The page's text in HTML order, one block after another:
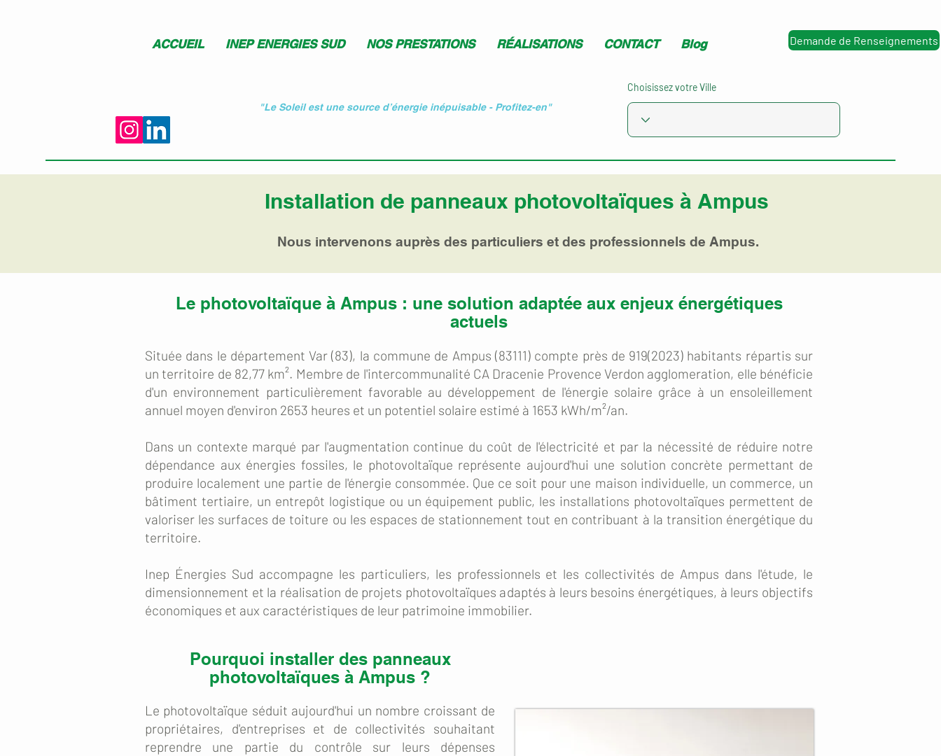
ACCUEIL INEP ENERGIES SUD NOS PRESTATIONS RÉALISATIONS CONTACT Blog Demande de Renseignements
"Le Soleil est une source d’énergie inépuisable - Profitez-en"
Choisissez votre Ville
Installation de panneaux photovoltaïques à Ampus
Nous intervenons auprès des particuliers et des professionnels de Ampus.
Le photovoltaïque à Ampus : une solution adaptée aux enjeux énergétiques
actuels
Située dans le département Var (83), la commune de Ampus (83111) compte près de 919(2023) habitants répartis sur
un territoire de 82,77 km². Membre de l'intercommunalité CA Dracenie Provence Verdon agglomeration, elle bénéficie
d'un environnement particulièrement favorable au développement de l'énergie solaire grâce à un ensoleillement
annuel moyen d'environ 2653 heures et un potentiel solaire estimé à 1653 kWh/m²/an.
Dans un contexte marqué par l'augmentation continue du coût de l'électricité et par la nécessité de réduire notre
dépendance aux énergies fossiles, le photovoltaïque représente aujourd'hui une solution concrète permettant de
produire localement une partie de l'énergie consommée. Que ce soit pour une maison individuelle, un commerce, un
bâtiment tertiaire, un entrepôt logistique ou un équipement public, les installations photovoltaïques permettent de
valoriser les surfaces de toiture ou les espaces de stationnement tout en contribuant à la transition énergétique du
territoire.
Inep Énergies Sud accompagne les particuliers, les professionnels et les collectivités de Ampus dans l'étude, le
dimensionnement et la réalisation de projets photovoltaïques adaptés à leurs besoins énergétiques, à leurs objectifs
économiques et aux caractéristiques de leur patrimoine immobilier.
Pourquoi installer des panneaux
photovoltaïques à Ampus ?
Le photovoltaïque séduit aujourd'hui un nombre croissant de
propriétaires, d'entreprises et de collectivités souhaitant
reprendre une partie du contrôle sur leurs dépenses